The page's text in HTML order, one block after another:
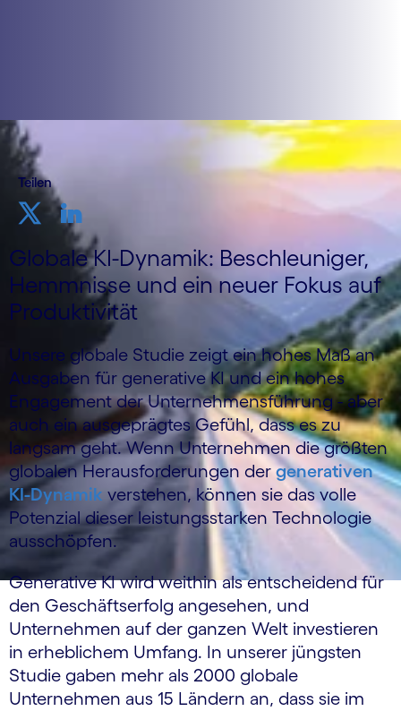
Teilen
Globale KI-Dynamik: Beschleuniger,
Hemmnisse und ein neuer Fokus auf
Produktivität
Unsere globale Studie zeigt ein hohes Maß an
Ausgaben für generative KI und ein hohes
Engagement der Unternehmensführung - aber
auch ein ausgeprägtes Gefühl, dass es zu
langsam geht. Wenn Unternehmen die größten
globalen Herausforderungen der generativen
KI-Dynamik verstehen, können sie das volle
Potenzial dieser leistungsstarken Technologie
ausschöpfen.
Generative KI wird weithin als entscheidend für
den Geschäftserfolg angesehen, und
Unternehmen auf der ganzen Welt investieren
in erheblichem Umfang. In unserer jüngsten
Studie gaben mehr als 2000 globale
Unternehmen aus 15 Ländern an, dass sie im